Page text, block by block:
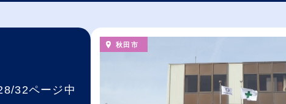
32ページ中
秋田市